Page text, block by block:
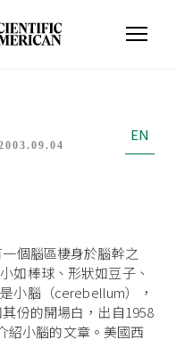
EN
個腦區棲身於腦幹之
如棒球、形狀如豆子、
小腦（cerebellum），
份的開場白，出自1958
紹小腦的文章。美國西